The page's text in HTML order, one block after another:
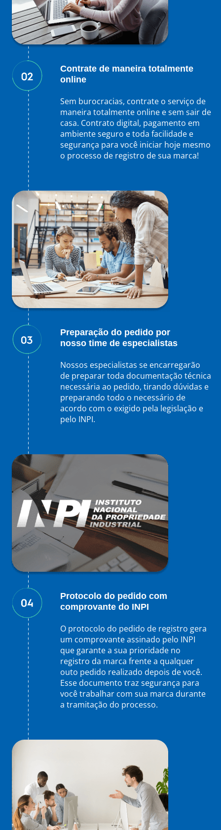
Contrate de maneira totalmente
online
Sem burocracias, contrate o serviço de
maneira totalmente online e sem sair de
casa. Contrato digital, pagamento em
ambiente seguro e toda facilidade e
segurança para você iniciar hoje mesmo
o processo de registro de sua marca!
Preparação do pedido por
nosso time de especialistas
Nossos especialistas se encarregarão
de preparar toda documentação técnica
necessária ao pedido, tirando dúvidas e
preparando todo o necessário de
acordo com o exigido pela legislação e
pelo INPI.
Protocolo do pedido com
comprovante do INPI
O protocolo do pedido de registro gera
um comprovante assinado pelo INPI
que garante a sua prioridade no
registro da marca frente a qualquer
outo pedido realizado depois de você.
Esse documento traz segurança para
você trabalhar com sua marca durante
a tramitação do processo.